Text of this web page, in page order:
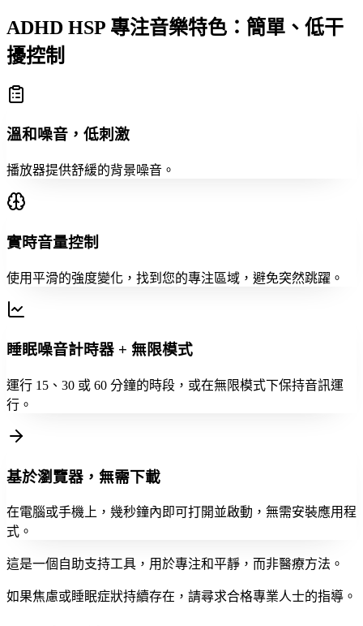
ADHD HSP 專注音樂特色：簡單、低干
擾控制
溫和噪音，低刺激
播放器提供舒緩的背景噪音。
實時音量控制
使用平滑的強度變化，找到您的專注區域，避免突然跳躍。
睡眠噪音計時器 + 無限模式
運行 15、30 或 60 分鐘的時段，或在無限模式下保持音訊運
行。
基於瀏覽器，無需下載
在電腦或手機上，幾秒鐘內即可打開並啟動，無需安裝應用程
式。
這是一個自助支持工具，用於專注和平靜，而非醫療方法。
如果焦慮或睡眠症狀持續存在，請尋求合格專業人士的指導。